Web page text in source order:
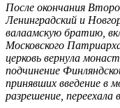
После окончания
Ленинградский и
валаамскую братию,
Московского
церковь вернула
подчинение
принявших введение в
разрешение,